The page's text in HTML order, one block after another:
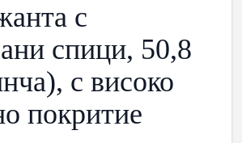
с
спици, 50,8
с високо
покритие